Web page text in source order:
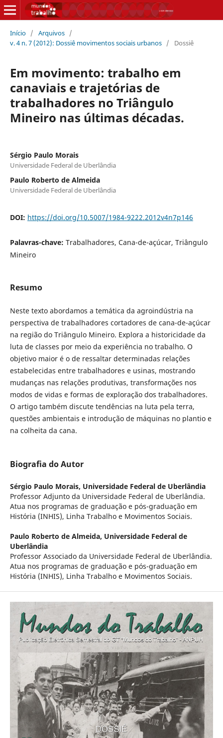
Início / Arquivos /
v. 4 n. 7 (2012): Dossiê movimentos sociais urbanos / Dossiê
Em movimento: trabalho em
canaviais e trajetórias de
trabalhadores no Triângulo
Mineiro nas últimas décadas.
Sérgio Paulo Morais
Universidade Federal de Uberlândia
Paulo Roberto de Almeida
Universidade Federal de Uberlândia
DOI: https://doi.org/10.5007/1984-9222.2012v4n7p146
Palavras-chave: Trabalhadores, Cana-de-açúcar, Triângulo
Mineiro
Resumo
Neste texto abordamos a temática da agroindústria na
perspectiva de trabalhadores cortadores de cana-de-açúcar
na região do Triângulo Mineiro. Explora a historicidade da
luta de classes por meio da experiência no trabalho. O
objetivo maior é o de ressaltar determinadas relações
estabelecidas entre trabalhadores e usinas, mostrando
mudanças nas relações produtivas, transformações nos
modos de vidas e formas de exploração dos trabalhadores.
O artigo também discute tendências na luta pela terra,
questões ambientais e introdução de máquinas no plantio e
na colheita da cana.
Biografia do Autor
Sérgio Paulo Morais, Universidade Federal de Uberlândia
Professor Adjunto da Universidade Federal de Uberlândia.
Atua nos programas de graduação e pós-graduação em
História (INHIS), Linha Trabalho e Movimentos Sociais.
Paulo Roberto de Almeida, Universidade Federal de
Uberlândia
Professor Associado da Universidade Federal de Uberlândia.
Atua nos programas de graduação e pós-graduação em
História (INHIS), Linha Trabalho e Movimentos Sociais.